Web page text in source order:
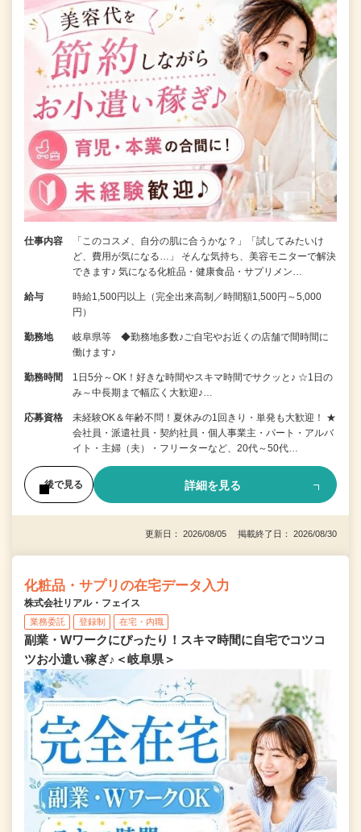
仕事内容
「このコスメ、自分の肌に合うかな？」「試してみたいけ
ど、費用が気になる…」 そんな気持ち、美容モニターで解決
できます♪ 気になる化粧品・健康食品・サプリメン…
給与
時給1,500円以上（完全出来高制／時間額1,500円～5,000
円）
勤務地
岐阜県等 ◆勤務地多数♪ご自宅やお近くの店舗で間時間に
働けます♪
勤務時間
1日5分～OK！好きな時間やスキマ時間でサクッと♪ ☆1日の
み～中長期まで幅広く大歓迎♪…
応募資格
未経験OK＆年齢不問！夏休みの1回きり・単発も大歓迎！ ★
会社員・派遣社員・契約社員・個人事業主・パート・アルバ
イト・主婦（夫）・フリーターなど、20代～50代…
後で見る 詳細を見る
更新日： 2026/08/05 掲載終了日： 2026/08/30
化粧品・サプリの在宅データ入力
株式会社リアル・フェイス
業務委託 登録制 在宅・内職
副業・Wワークにぴったり！スキマ時間に自宅でコツコ
ツお小遣い稼ぎ♪＜岐阜県＞